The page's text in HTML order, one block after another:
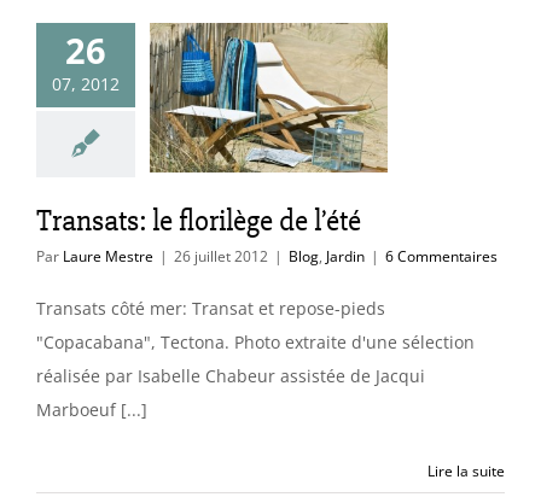
26
07, 2012
le
de l’été
Transats: le florilège de l’été
Par Laure Mestre | 26 juillet 2012 | Blog, Jardin | 6 Commentaires
Transats côté mer: Transat et repose-pieds
"Copacabana", Tectona. Photo extraite d'une sélection
réalisée par Isabelle Chabeur assistée de Jacqui
Marboeuf [...]
Lire la suite